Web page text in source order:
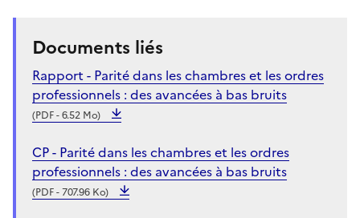
Documents liés
Rapport - Parité dans les chambres et les ordres
professionnels : des avancées à bas bruits
(PDF - 6.52 Mo)
CP - Parité dans les chambres et les ordres
professionnels : des avancées à bas bruits
(PDF - 707.96 Ko)